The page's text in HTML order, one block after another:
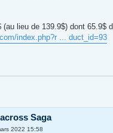
(au lieu de 139.9$) dont 65.9$
index.php?r ... duct_id=93
Saga
2022 15:58